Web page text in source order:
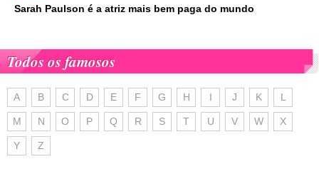
Sarah Paulson é a atriz mais bem paga do mundo
Todos os famosos
A B C D E F G H I J K L
M N O P Q R S T U V W X
Y Z